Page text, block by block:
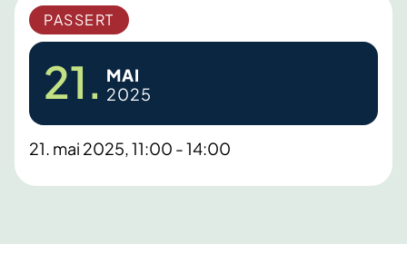
PASSERT
21. MAI
2025
21. mai 2025, 11:00 - 14:00